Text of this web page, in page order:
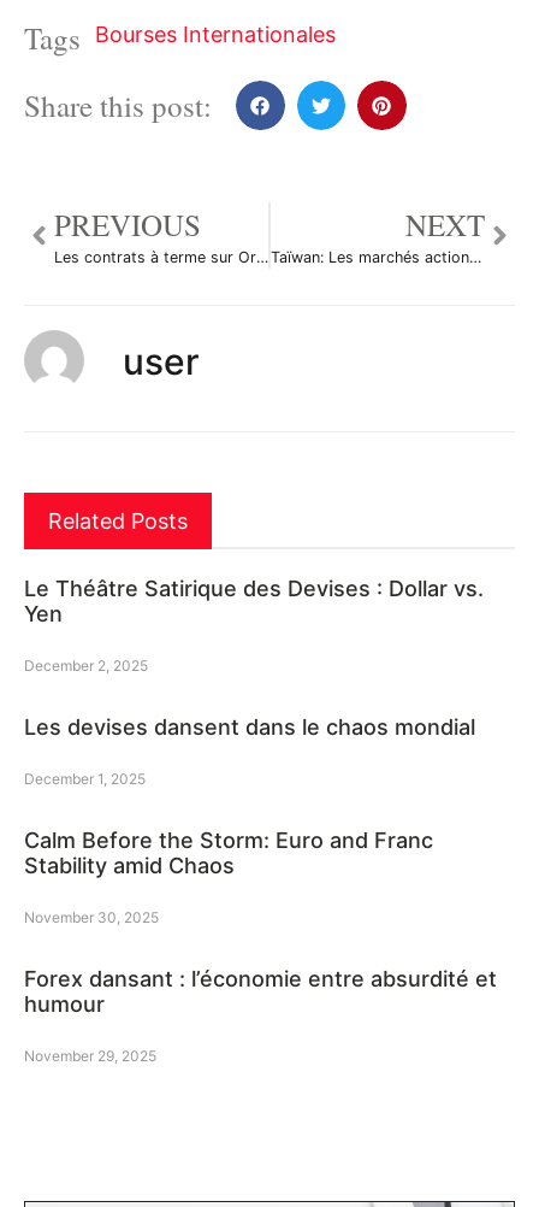
Tags Bourses Internationales
Share this post:
PREVIOUS
Les contrats à terme sur Or ont augmenté durant la séance en Asie
NEXT
Taïwan: Les marchés actions finissent en hausse; l’indice Taiwan Weighted gagne 0,66%
user
Related Posts
Le Théâtre Satirique des Devises : Dollar vs.
Yen
December 2, 2025
Les devises dansent dans le chaos mondial
December 1, 2025
Calm Before the Storm: Euro and Franc
Stability amid Chaos
November 30, 2025
Forex dansant : l’économie entre absurdité et
humour
November 29, 2025